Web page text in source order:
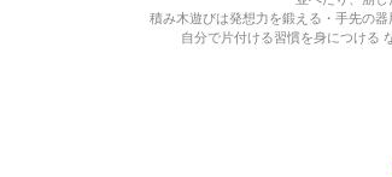
積み木遊びは発想力を鍛える・手先の
自分で片付ける習慣を身につける